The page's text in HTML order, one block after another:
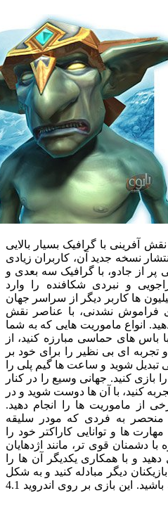
با گرافیک بسیار بالایی
جدید آن، کاربران زیادی
جادو، با گرافیک سه بعدی و
و نبردی شکافنده را وارد
کاربر دیگر از سراسر جهان
نشدنی، با عناصر نقش
ماموریت هایی که به شما
حماسی مبارزه کنید، از
بی نظیر را برای خود بر
شوید و ساعت ها گیم پلی را
جهانی وسیع را در کنار
با آن ها دوست شوید و در
ها را انجام دهید.
به فردی که مودر سلیقه
توانایی کاراکتر خود را
قوی تر، مانند اژدهایان
با همکاری یکدیگر آن ها را
دیگر مبادله کنید و به شکل
آنلاین با آن ها گفت و گو داشته باشید. این بازی بر روی اندروید 4.1